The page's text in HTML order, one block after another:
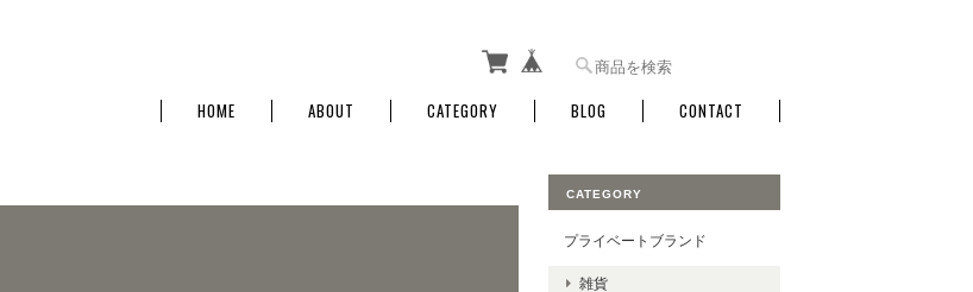
HOME ABOUT CATEGORY BLOG CONTACT
CATEGORY
プライベートブランド
雑貨